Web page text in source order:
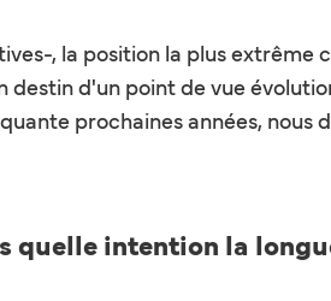
, la position la plus extrême
d'un point de vue
prochaines années, nous
quelle intention la